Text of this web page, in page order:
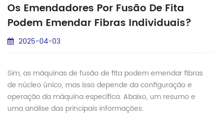
Os Emendadores Por Fusão De Fita
Podem Emendar Fibras Individuais?
2025-04-03
Sim, as máquinas de fusão de fita podem emendar fibras
de núcleo único, mas isso depende da configuração e
operação da máquina específica. Abaixo, um resumo e
uma análise das principais informações: